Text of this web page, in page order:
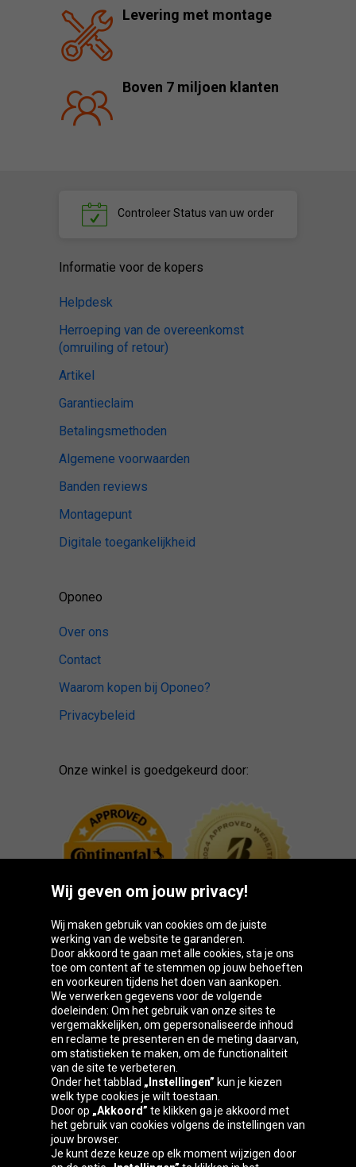
Levering met montage
Boven 7 miljoen klanten
ControleerStatus van uw order
Informatie voor de kopers
Helpdesk
Herroeping van de overeenkomst
(omruiling of retour)
Artikel
Garantieclaim
Betalingsmethoden
Algemene voorwaarden
Banden reviews
Montagepunt
Digitale toegankelijkheid
Oponeo
Over ons
Contact
Waarom kopen bij Oponeo?
Privacybeleid
Onze winkel is goedgekeurd door:
Oponeo-groep
Česká
republika
Deutschland Éire España
France Italia Magyarország Nederland
Wij geven om jouw privacy!
Wij maken gebruik van cookies om de juiste
werking van de website te garanderen.
Door akkoord te gaan met alle cookies, sta je ons
toe om content af te stemmen op jouw behoeften
en voorkeuren tijdens het doen van aankopen.
We verwerken gegevens voor de volgende
doeleinden: Om het gebruik van onze sites te
vergemakkelijken, om gepersonaliseerde inhoud
en reclame te presenteren en de meting daarvan,
om statistieken te maken, om de functionaliteit
van de site te verbeteren.
Onder het tabblad „Instellingen” kun je kiezen
welk type cookies je wilt toestaan.
Door op „Akkoord” te klikken ga je akkoord met
het gebruik van cookies volgens de instellingen van
jouw browser.
Je kunt deze keuze op elk moment wijzigen door